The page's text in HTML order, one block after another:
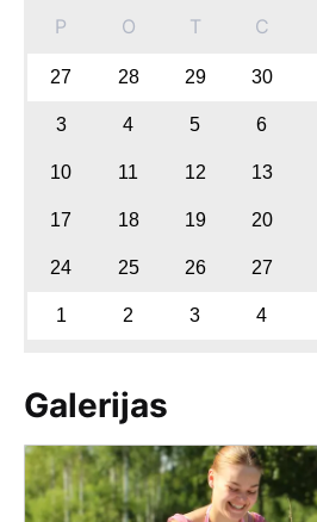
P O T C
27 28 29 30
3 4 5 6
10 11 12 13
17 18 19 20
24 25 26 27
1 2 3 4
Galerijas